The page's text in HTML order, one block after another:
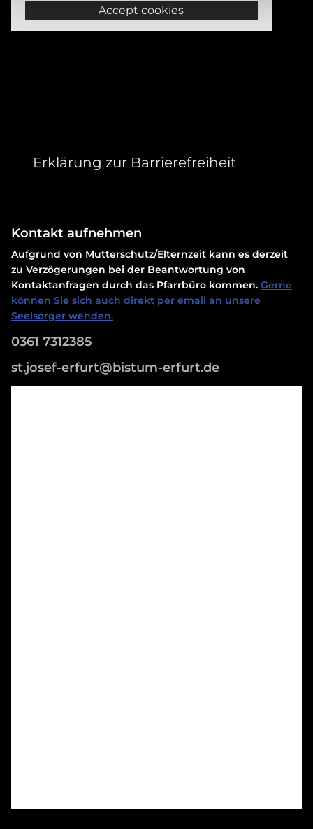
Accept cookies
Erklärung zur Barrierefreiheit
Kontakt aufnehmen
Aufgrund von Mutterschutz/Elternzeit kann es derzeit
zu Verzögerungen bei der Beantwortung von
Kontaktanfragen durch das Pfarrbüro kommen. Gerne
können Sie sich auch direkt per email an unsere
Seelsorger wenden.
0361 7312385
st.josef-erfurt@bistum-erfurt.de